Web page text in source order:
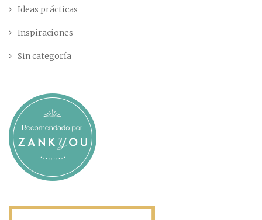
Ideas prácticas
Inspiraciones
Sin categoría